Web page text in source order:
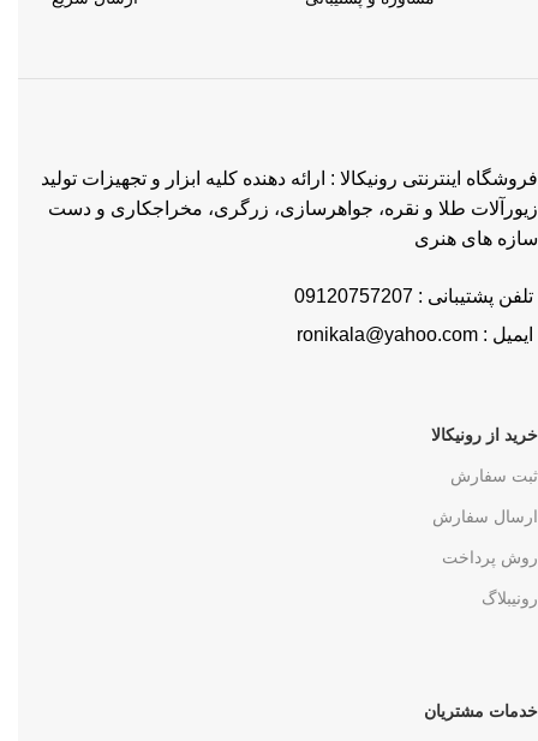
فروشگاه اینترنتی رونیکالا : ارائه دهنده کلیه ابزار و تجهیزات تولید
زیورآلات طلا و نقره، جواهرسازی، زرگری، مخراجکاری و دست
سازه های هنری
تلفن پشتیبانی : 09120757207
ایمیل : ronikala@yahoo.com
خرید از رونیکالا
ثبت سفارش
ارسال سفارش
روش پرداخت
رونیبلاگ
خدمات مشتریان